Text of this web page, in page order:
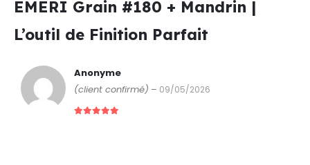
EMERI Grain #180 + Mandrin |
L’outil de Finition Parfait
Anonyme
(client confirmé) – 09/05/2026